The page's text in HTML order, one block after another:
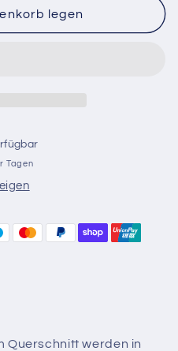
legen
Tagen
Querschnitt werden in